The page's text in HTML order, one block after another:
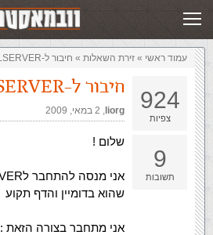
זירת השאלות
עמוד ראשי » ‏זירת השאלות‏ » חיבור ל-SQLSERVER
924
צפיות
9
תשובות
חיבור ל-SQLSERVER
liorg
,‏ 2 במאי, 2009
שלום !
שהוא בדומיין והדף תקוע
אני מתחבר בצורה הזאת :